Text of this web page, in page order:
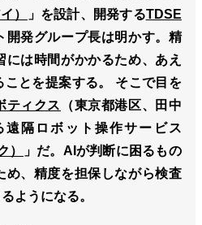
） 」を設計、開発するTDSE
開発グループ長は明かす。精
には時間がかかるため、あえ
とを提案する。 そこで目を
ティクス
（東京都港区、田中
遠隔ロボット操作サービス
）
」だ。AIが判断に困るもの
め、精度を担保しながら検査
ようになる。